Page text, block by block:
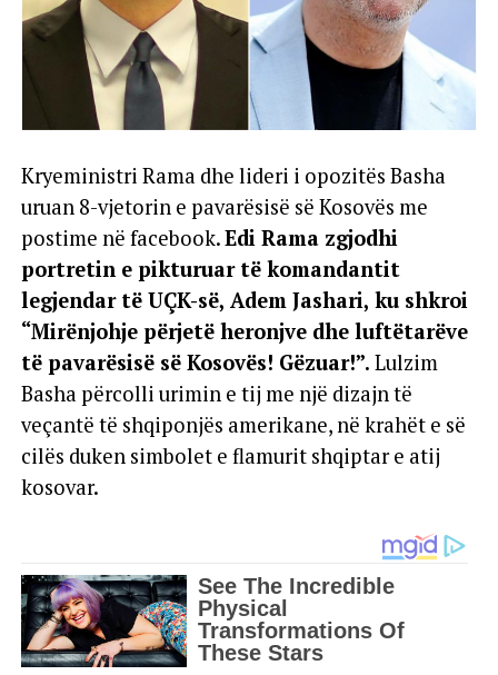
Kryeministri Rama dhe lideri i opozitës Basha
uruan 8-vjetorin e pavarësisë së Kosovës me
postime në facebook.Edi Rama zgjodhi
portretin e pikturuar të komandantit
legjendar të UÇK-së, Adem Jashari, ku shkroi
“Mirënjohje përjetë heronjve dhe luftëtarëve
të pavarësisë së Kosovës! Gëzuar!”. Lulzim
Basha përcolli urimin e tij me një dizajn të
veçantë të shqiponjës amerikane, në krahët e së
cilës duken simbolet e flamurit shqiptar e atij
kosovar.